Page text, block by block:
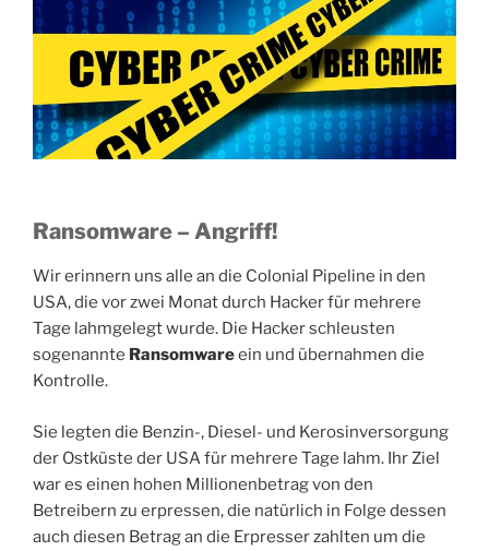
Ransomware – Angriff!
Wir erinnern uns alle an die Colonial Pipeline in den
USA, die vor zwei Monat durch Hacker für mehrere
Tage lahmgelegt wurde. Die Hacker schleusten
sogenannte Ransomwareein und übernahmen die
Kontrolle.
Sie legten die Benzin-, Diesel- und Kerosinversorgung
der Ostküste der USA für mehrere Tage lahm. Ihr Ziel
war es einen hohen Millionenbetrag von den
Betreibern zu erpressen, die natürlich in Folge dessen
auch diesen Betrag an die Erpresser zahlten um die